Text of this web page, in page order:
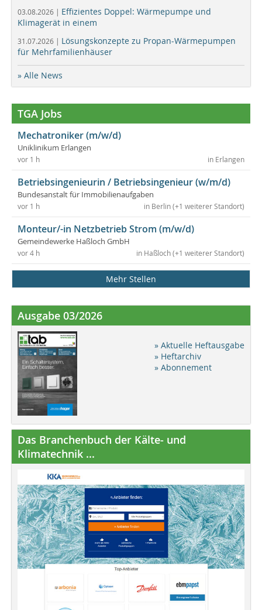
03.08.2026 | Effizientes Doppel: Wärmepumpe und
Klimagerät in einem
31.07.2026 | Lösungskonzepte zu Propan-Wärmepumpen
für Mehrfamilienhäuser
» Alle News
TGA Jobs
Mechatroniker (m/w/d)
Uniklinikum Erlangen
in Erlangen
vor 1 h
Betriebsingenieurin / Betriebsingenieur (w/m/d)
Bundesanstalt für Immobilienaufgaben
in Berlin (+1 weiterer Standort)
vor 1 h
Monteur/-in Netzbetrieb Strom (m/w/d)
Gemeindewerke Haßloch GmbH
in Haßloch (+1 weiterer Standort)
vor 4 h
Mehr Stellen
Ausgabe 03/2026
» Aktuelle Heftausgabe
» Heftarchiv
» Abonnement
Das Branchenbuch der Kälte- und
Klimatechnik ...